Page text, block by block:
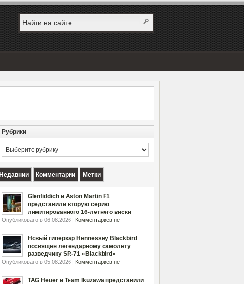
Рубрики
Рубрики
Недавнии Комментарии Метки
Glenfiddich и Aston Martin F1
представили вторую серию
лимитированного 16-летнего виски
Опубликовано в 06.08.2026 | Комментариев нет
Новый гиперкар Hennessey Blackbird
посвящен легендарному самолету
разведчику SR-71 «Blackbird»
Опубликовано в 05.08.2026 | Комментариев нет
TAG Heuer и Team Ikuzawa представили